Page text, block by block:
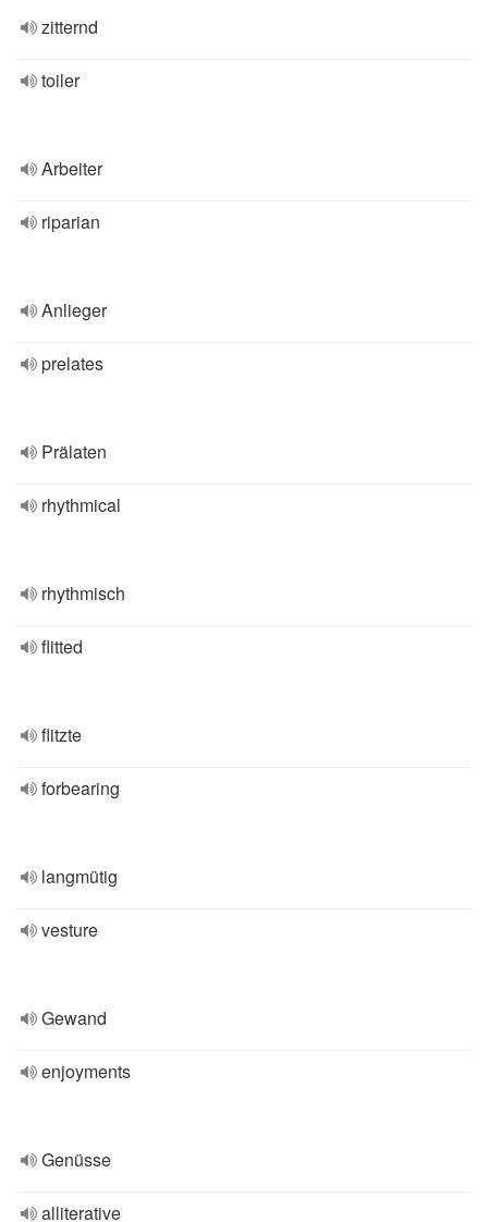
zitternd
toiler
Arbeiter
riparian
Anlieger
prelates
Prälaten
rhythmical
rhythmisch
flitted
flitzte
forbearing
langmütig
vesture
Gewand
enjoyments
Genüsse
alliterative